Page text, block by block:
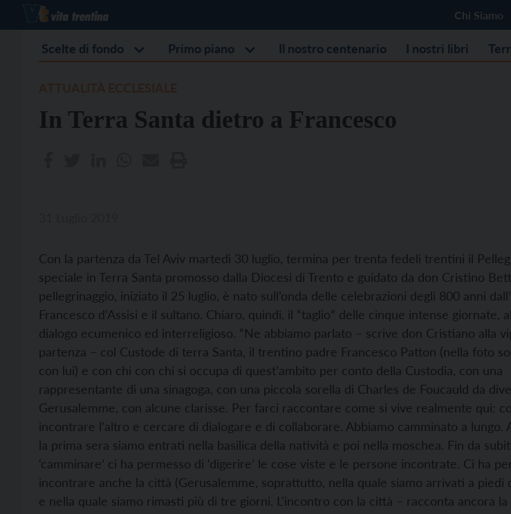
Chi Siamo
Scelte di fondo Primo piano Il nostro centenario I nostri libri
In Terra Santa dietro a Francesco
Con la partenza da Tel Aviv martedì 30 luglio, termina per trenta fedeli trentini il
speciale in Terra Santa promosso dalla Diocesi di Trento e guidato da don Cristino
pellegrinaggio, iniziato il 25 luglio, è nato sull’onda delle celebrazioni degli 800 anni
Francesco d’Assisi e il sultano. Chiaro, quindi, il “taglio” delle cinque intense giornate,
dialogo ecumenico ed interreligioso. “Ne abbiamo parlato – scrive don Cristiano alla
partenza – col Custode di terra Santa, il trentino padre Francesco Patton (nella foto
con lui) e con chi con chi si occupa di quest’ambito per conto della Custodia, con una
rappresentante di una sinagoga, con una piccola sorella di Charles de Foucauld da
Gerusalemme, con alcune clarisse. Per farci raccontare come si vive realmente qui:
incontrare l’altro e cercare di dialogare e di collaborare. Abbiamo camminato a lungo.
la prima sera siamo entrati nella basilica della natività e poi nella moschea. Fin da
‘camminare’ ci ha permesso di ‘digerire’ le cose viste e le persone incontrate. Ci ha
incontrare anche la città (Gerusalemme, soprattutto, nella quale siamo arrivati a piedi
e nella quale siamo rimasti più di tre giorni. L’incontro con la città – racconta ancora la